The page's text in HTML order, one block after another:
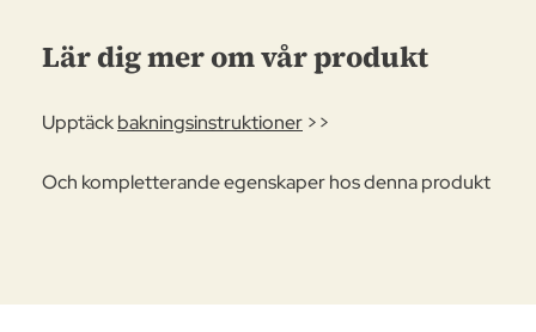
Lär dig mer om vår produkt
Upptäckbakningsinstruktioner >>
Och kompletterande egenskaper hos denna produkt